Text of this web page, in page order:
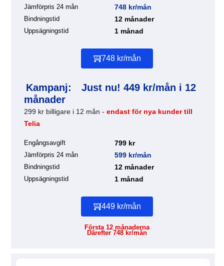
Jämförpris 24 mån 748 kr/mån
Bindningstid 12 månader
Uppsägningstid 1 månad
748 kr/mån
Kampanj:
Just nu! 449 kr/mån i 12
månader
299 kr billigare i 12 mån - endast för nya kunder till
Telia
Engångsavgift 799 kr
Jämförpris 24 mån 599 kr/mån
Bindningstid 12 månader
Uppsägningstid 1 månad
449 kr/mån
Första 12 månaderna
Därefter 748 kr/mån